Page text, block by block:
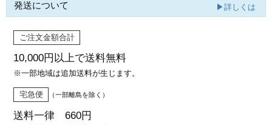
発送について ▶詳しくは
ご注文金額合計
10,000円以上で送料無料
※一部地域は追加送料が生じます。
宅急便 （一部離島を除く）
送料一律 660円